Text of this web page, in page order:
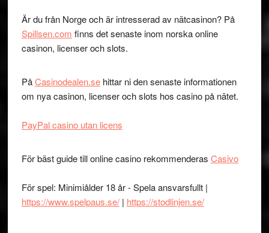
Är du från Norge och är intresserad av nätcasinon? På
Spillsen.com finns det senaste inom norska online
casinon, licenser och slots.
PåCasinodealen.sehittar ni den senaste informationen
om nya casinon, licenser och slots hos casino på nätet.
PayPal casino utan licens
För bäst guide till online casino rekommenderas Casivo
För spel: Minimiålder 18 år - Spela ansvarsfullt |
https://www.spelpaus.se/| https://stodlinjen.se/